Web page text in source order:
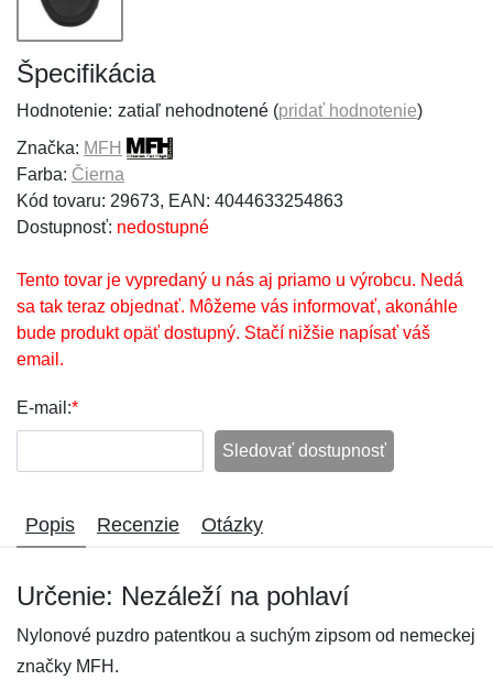
Špecifikácia
Hodnotenie: zatiaľ nehodnotené (pridať hodnotenie)
Značka: MFH
Farba: Čierna
Kód tovaru: 29673, EAN: 4044633254863
Dostupnosť: nedostupné
Tento tovar je vypredaný u nás aj priamo u výrobcu. Nedá
sa tak teraz objednať. Môžeme vás informovať, akonáhle
bude produkt opäť dostupný. Stačí nižšie napísať váš
email.
E-mail:*
Sledovať dostupnosť
Popis Recenzie Otázky
Určenie: Nezáleží na pohlaví
Nylonové puzdro patentkou a suchým zipsom od nemeckej
značky MFH.